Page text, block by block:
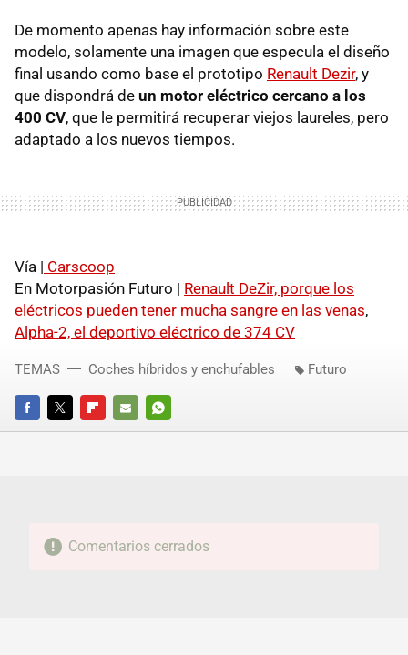
De momento apenas hay información sobre este
modelo, solamente una imagen que especula el diseño
final usando como base el prototipo Renault Dezir, y
que dispondrá de un motor eléctrico cercano a los
400 CV, que le permitirá recuperar viejos laureles, pero
adaptado a los nuevos tiempos.
Vía | Carscoop
En Motorpasión Futuro | Renault DeZir, porque los
eléctricos pueden tener mucha sangre en las venas,
Alpha-2, el deportivo eléctrico de 374 CV
FACEBOOKTWITTERFLIPBOARD
E-
WHATSAPP
TEMAS Coches híbridos y enchufables Futuro
Comentarios cerrados